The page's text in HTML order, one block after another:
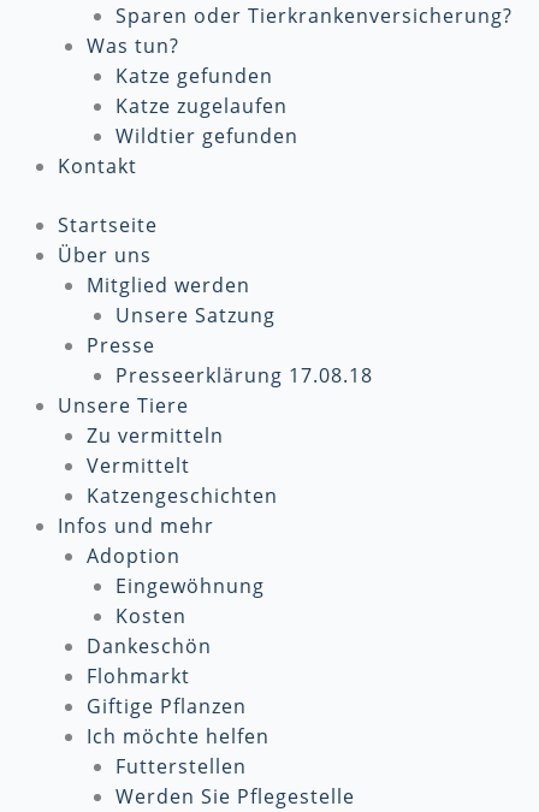
Sparen oder Tierkrankenversicherung?
Was tun?
Katze gefunden
Katze zugelaufen
Wildtier gefunden
Kontakt
Startseite
Über uns
Mitglied werden
Unsere Satzung
Presse
Presseerklärung 17.08.18
Unsere Tiere
Zu vermitteln
Vermittelt
Katzengeschichten
Infos und mehr
Adoption
Eingewöhnung
Kosten
Dankeschön
Flohmarkt
Giftige Pflanzen
Ich möchte helfen
Futterstellen
Werden Sie Pflegestelle